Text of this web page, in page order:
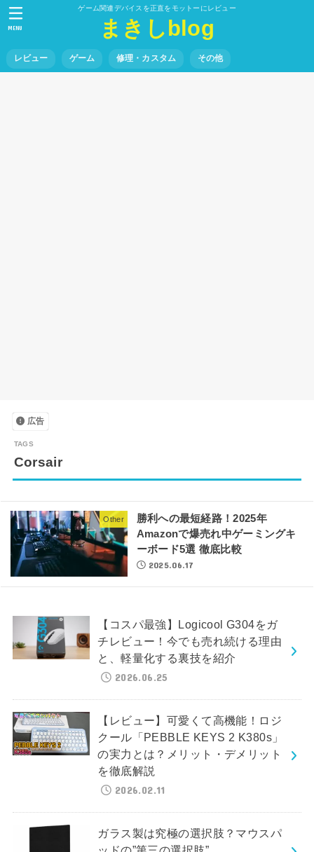
ゲーム関連デバイスを正直をモットーにレビュー
まきしblog
レビュー ゲーム 修理・カスタム その他
MENU
広告
Corsair
Other
勝利への最短経路！2025年
Amazonで爆売れ中ゲーミングキ
ーボード5選 徹底比較
2025.06.17
【コスパ最強】Logicool G304をガ
チレビュー！今でも売れ続ける理由
と、軽量化する裏技を紹介
2026.06.25
【レビュー】可愛くて高機能！ロジ
クール「PEBBLE KEYS 2 K380s」
の実力とは？メリット・デメリット
を徹底解説
2026.02.11
ガラス製は究極の選択肢？マウスパ